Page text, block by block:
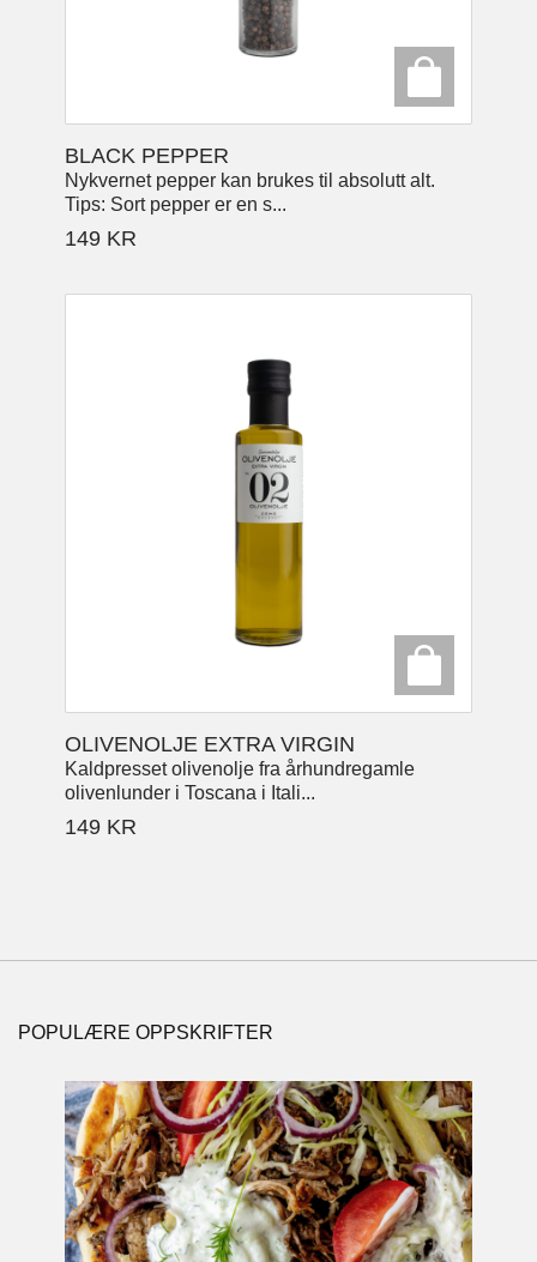
BLACK PEPPER
Nykvernet pepper kan brukes til absolutt alt.
Tips: Sort pepper er en s...
149 KR
OLIVENOLJE EXTRA VIRGIN
Kaldpresset olivenolje fra århundregamle
olivenlunder i Toscana i Itali...
149 KR
POPULÆRE OPPSKRIFTER